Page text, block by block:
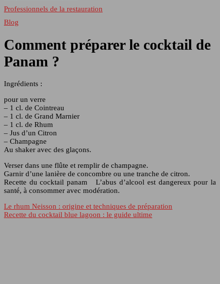
Professionnels de la restauration
Blog
Comment préparer le cocktail de
Panam ?
Ingrédients :
pour un verre
– 1 cl. de Cointreau
– 1 cl. de Grand Marnier
– 1 cl. de Rhum
– Jus d’un Citron
– Champagne
Au shaker avec des glaçons.
Verser dans une flûte et remplir de champagne.
Garnir d’une lanière de concombre ou une tranche de citron.
Recette du cocktail panam L’abus d’alcool est dangereux pour la
santé, à consommer avec modération.
Le rhum Neisson : origine et techniques de préparation
Recette du cocktail blue lagoon : le guide ultime